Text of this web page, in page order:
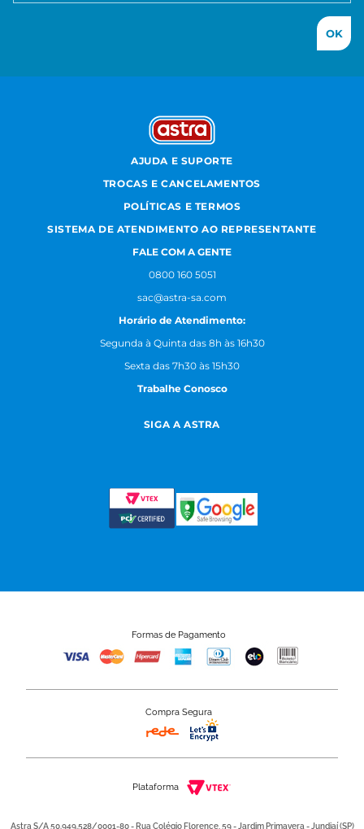
OK
AJUDA E SUPORTE
TROCAS E CANCELAMENTOS
POLÍTICAS E TERMOS
SISTEMA DE ATENDIMENTO AO REPRESENTANTE
FALE COM A GENTE
0800 160 5051
sac@astra-sa.com
Horário de Atendimento:
Segunda à Quinta das 8h às 16h30
Sexta das 7h30 às 15h30
Trabalhe Conosco
SIGA A ASTRA
Formas de Pagamento
Compra Segura
Plataforma
Astra S/A 50.949.528/0001-80 - Rua Colégio Florence, 59 - Jardim Primavera - Jundiaí (SP)